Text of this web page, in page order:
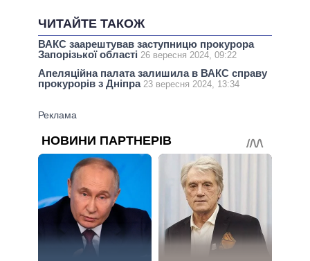
ЧИТАЙТЕ ТАКОЖ
ВАКС заарештував заступницю прокурора
Запорізької області 26 вересня 2024, 09:22
Апеляційна палата залишила в ВАКС справу
прокурорів з Дніпра 23 вересня 2024, 13:34